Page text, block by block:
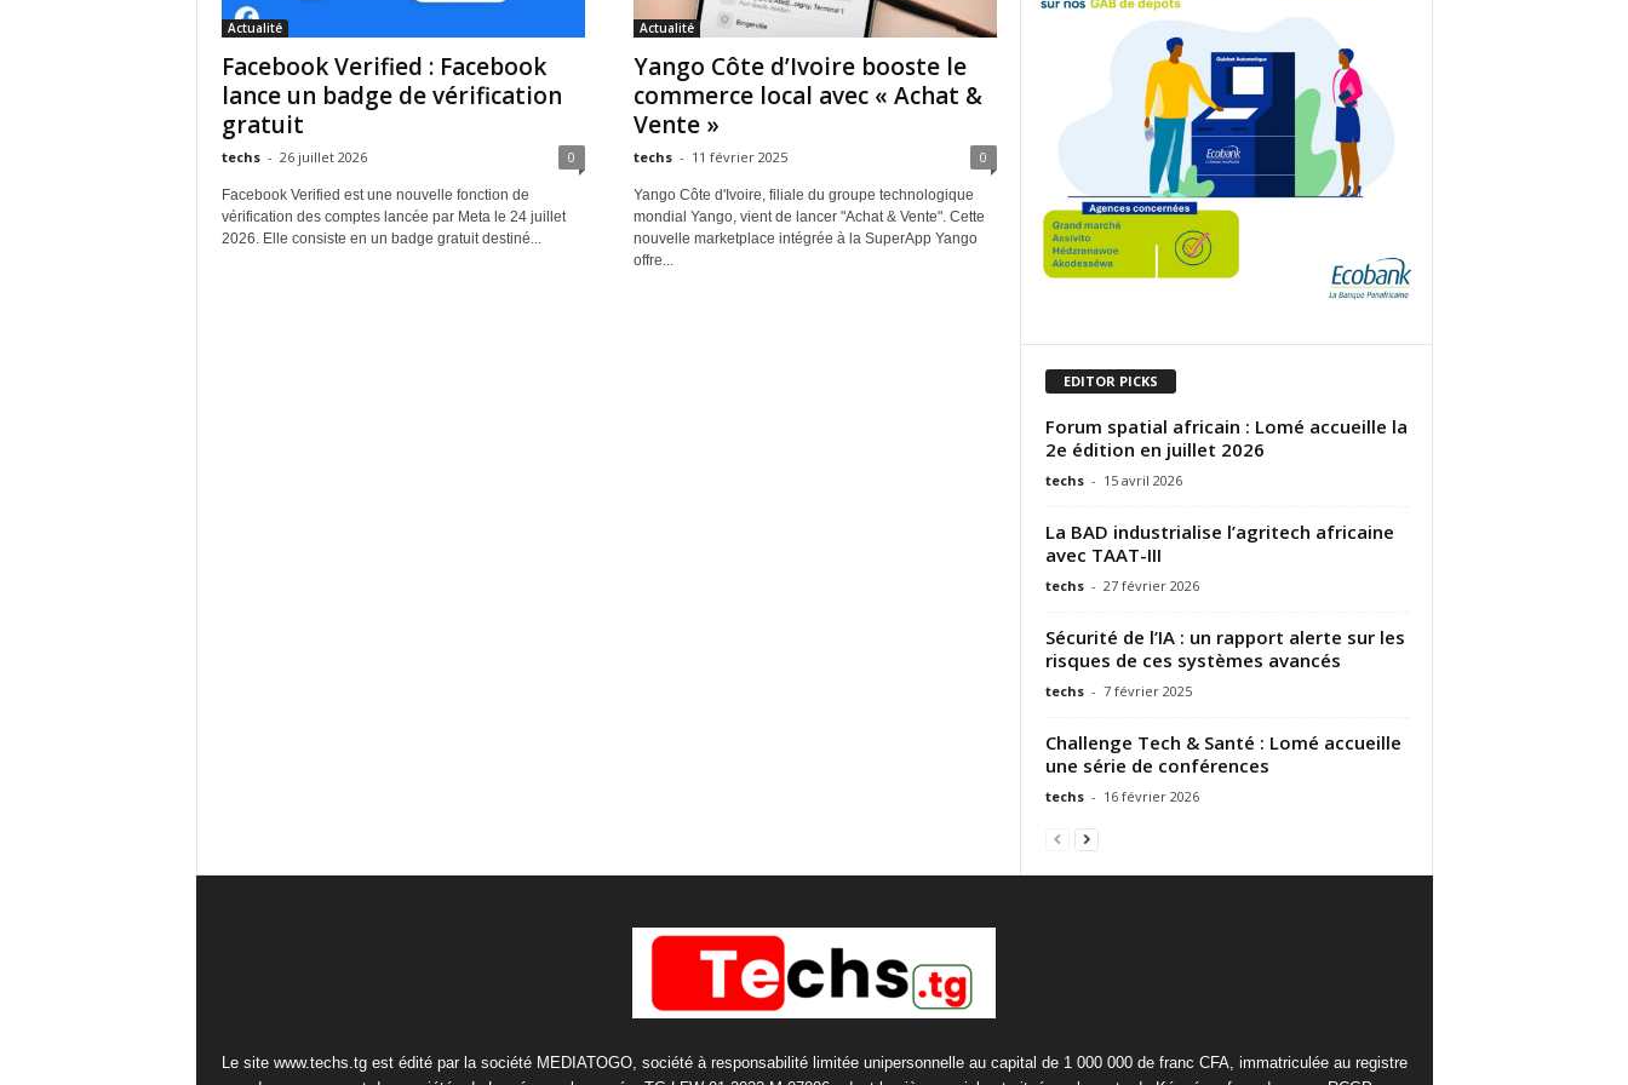
Actualité
Facebook Verified : Facebook
lance un badge de vérification
gratuit
techs - 26 juillet 2026 0
Facebook Verified est une nouvelle fonction de
vérification des comptes lancée par Meta le 24 juillet
2026. Elle consiste en un badge gratuit destiné...
Actualité
Yango Côte d’Ivoire booste le
commerce local avec « Achat &
Vente »
techs - 11 février 2025 0
Yango Côte d'Ivoire, filiale du groupe technologique
mondial Yango, vient de lancer "Achat & Vente". Cette
nouvelle marketplace intégrée à la SuperApp Yango
offre...
EDITOR PICKS
Forum spatial africain : Lomé accueille la
2e édition en juillet 2026
techs - 15 avril 2026
La BAD industrialise l’agritech africaine
avec TAAT-III
techs - 27 février 2026
Sécurité de l’IA : un rapport alerte sur les
risques de ces systèmes avancés
techs - 7 février 2025
Challenge Tech & Santé : Lomé accueille
une série de conférences
techs - 16 février 2026
Le site www.techs.tg est édité par la société MEDIATOGO, société à responsabilité limitée unipersonnelle au capital de 1 000 000 de franc CFA, immatriculée au registre